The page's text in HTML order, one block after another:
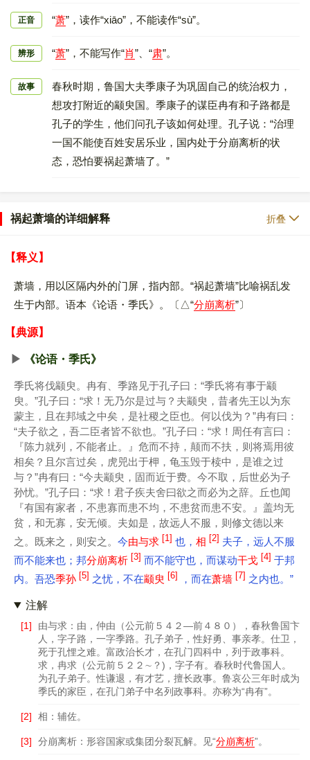
正音 “萧”，读作“xiāo”，不能读作“sù”。
辨形 “萧”，不能写作“肖”、“肃”。
故事
春秋时期，鲁国大夫季康子为巩固自己的统治权力，
想攻打附近的颛臾国。季康子的谋臣冉有和子路都是
孔子的学生，他们问孔子该如何处理。孔子说：“治理
一国不能使百姓安居乐业，国内处于分崩离析的状
态，恐怕要祸起萧墙了。”
祸起萧墙的详细解释 折叠
【释义】
萧墙，用以区隔内外的门屏，指内部。“祸起萧墙”比喻祸乱发
生于内部。语本《论语・季氏》。
△“分崩离析”
【典源】
《论语・季氏》
季氏将伐颛臾。冉有、季路见于孔子曰：“季氏将有事于颛
臾。”孔子曰：“求！无乃尔是过与？夫颛臾，昔者先王以为东
蒙主，且在邦域之中矣，是社稷之臣也。何以伐为？”冉有曰：
“夫子欲之，吾二臣者皆不欲也。”孔子曰：“求！周任有言曰：
『陈力就列，不能者止。』危而不持，颠而不扶，则将焉用彼
相矣？且尔言过矣，虎兕出于柙，龟玉毁于椟中，是谁之过
与？”冉有曰：“今夫颛臾，固而近于费。今不取，后世必为子
孙忧。”孔子曰：“求！君子疾夫舍曰欲之而必为之辞。丘也闻
『有国有家者，不患寡而患不均，不患贫而患不安。』盖均无
贫，和无寡，安无倾。夫如是，故远人不服，则修文德以来
之。既来之，则安之。 今由与求 [1] 也， 相 [2]
夫子，远人不服
而不能来也；邦分崩离析 [3] 而不能守也，而谋动干戈 [4] 于邦
内。吾恐季孙 [5] 之忧，不在颛臾 [6] ，而在萧墙 [7] 之内也。”
注解
[1]
由与求：由，仲由（公元前５４２—前４８０），春秋鲁国卞
人，字子路，一字季路。孔子弟子，性好勇、事亲孝。仕卫，
死于孔悝之难。富政治长才，在孔门四科中，列于政事科。
求，冉求（公元前５２２∼？)，字子有。春秋时代鲁国人。
为孔子弟子。性谦退，有才艺，擅长政事。鲁哀公三年时成为
季氏的家臣，在孔门弟子中名列政事科。亦称为“冉有”。
[2] 相：辅佐。
[3] 分崩离析：形容国家或集团分裂瓦解。见“分崩离析”。